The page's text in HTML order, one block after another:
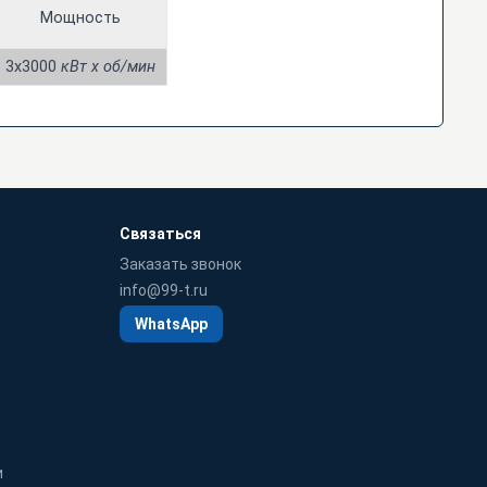
Мощность
3x3000 кВт x об/мин
Связаться
Заказать звонок
info@99-t.ru
WhatsApp